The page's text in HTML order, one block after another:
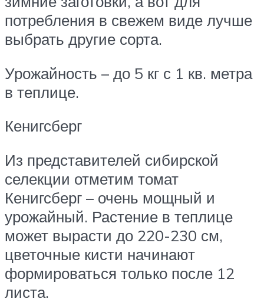
потребления в свежем виде лучше
выбрать другие сорта.
Урожайность – до 5 кг с 1 кв. метра
в теплице.
Кенигсберг
Из представителей сибирской
селекции отметим томат
Кенигсберг – очень мощный и
урожайный. Растение в теплице
может вырасти до 220-230 см,
цветочные кисти начинают
формироваться только после 12
листа.